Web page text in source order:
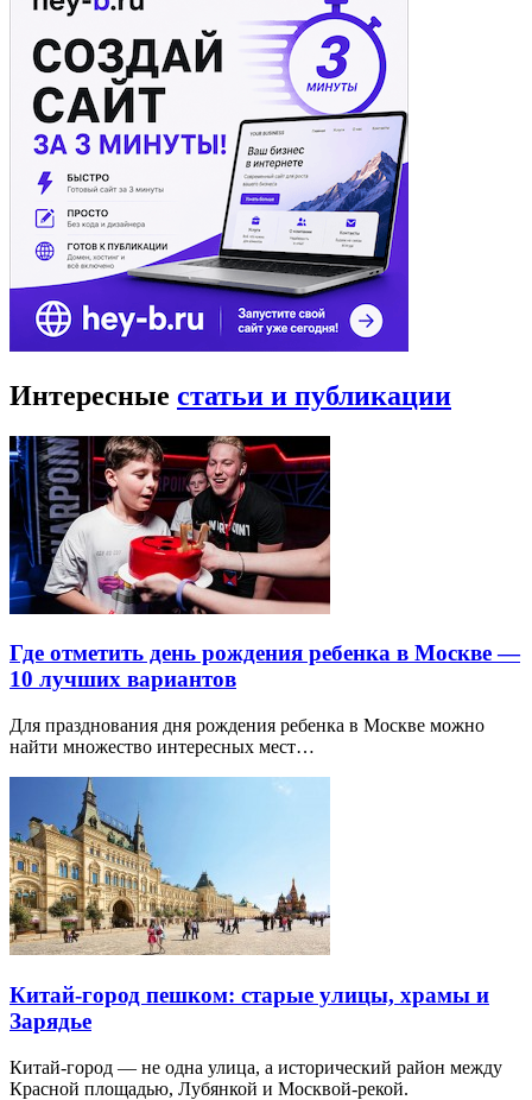
Интересные статьи и публикации
Где отметить день рождения ребенка в Москве —
10 лучших вариантов
Для празднования дня рождения ребенка в Москве можно
найти множество интересных мест…
Китай-город пешком: старые улицы, храмы и
Зарядье
Китай-город — не одна улица, а исторический район между
Красной площадью, Лубянкой и Москвой-рекой.